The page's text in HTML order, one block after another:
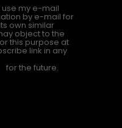
use my e-mail
by e-mail for
own similar
object to the
this purpose at
link in any
for the future.